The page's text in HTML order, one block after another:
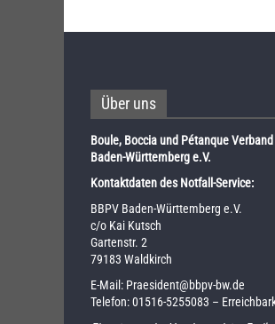
Über uns
Boule, Boccia und Pétanque Verband
Baden-Württemberg e.V.
Kontaktdaten des Notfall-Service:
BBPV Baden-Württemberg e.V.
c/o Kai Kutsch
Gartenstr. 2
79183 Waldkirch
E-Mail: Praesident@bbpv-bw.de
Telefon:01516-5255083 –